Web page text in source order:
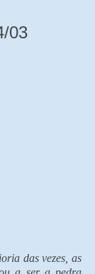
03
das vezes, as